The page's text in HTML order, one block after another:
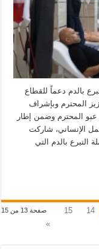
بالدم دعماً للقطاع
المحترم وبإشراف
عبو المحترم وضمن إطار
الإنساني، شاركت
التبرع بالدم التي
صفحة 13 من 15 14
15
»